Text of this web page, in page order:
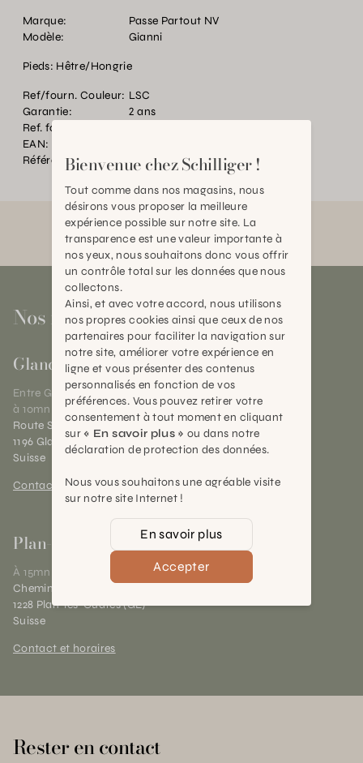
Marque:
Passe Partout NV
Modèle:
Gianni
Pieds: Hêtre/Hongrie
Ref/fourn. Couleur: LSC
Garantie:
2 ans
Ref. fournisseur:
EAN:
Référence:
BT.P34512.0000.MU00.0000
Nos magasins
Gland
Entre Genève et Lausanne,
à 10mn de Nyon
Route Suisse 40
1196 Gland (VD)
Suisse
Contact et horaires
Plan-les-Ouates
À 15mn du centre de Genève
Chemin des Charrotons 25
1228 Plan-les-Ouates (GE)
Suisse
Contact et horaires
Rester en contact
Bienvenue chez Schilliger !
Tout comme dans nos magasins, nous
désirons vous proposer la meilleure
expérience possible sur notre site. La
transparence est une valeur importante à
nos yeux, nous souhaitons donc vous offrir
un contrôle total sur les données que nous
collectons.
Ainsi, et avec votre accord, nous utilisons
nos propres cookies ainsi que ceux de nos
partenaires pour faciliter la navigation sur
notre site, améliorer votre expérience en
ligne et vous présenter des contenus
personnalisés en fonction de vos
préférences. Vous pouvez retirer votre
consentement à tout moment en cliquant
sur « En savoir plus » ou dans notre
déclaration de protection des données.
Nous vous souhaitons une agréable visite
sur notre site Internet !
En savoir plus
Accepter